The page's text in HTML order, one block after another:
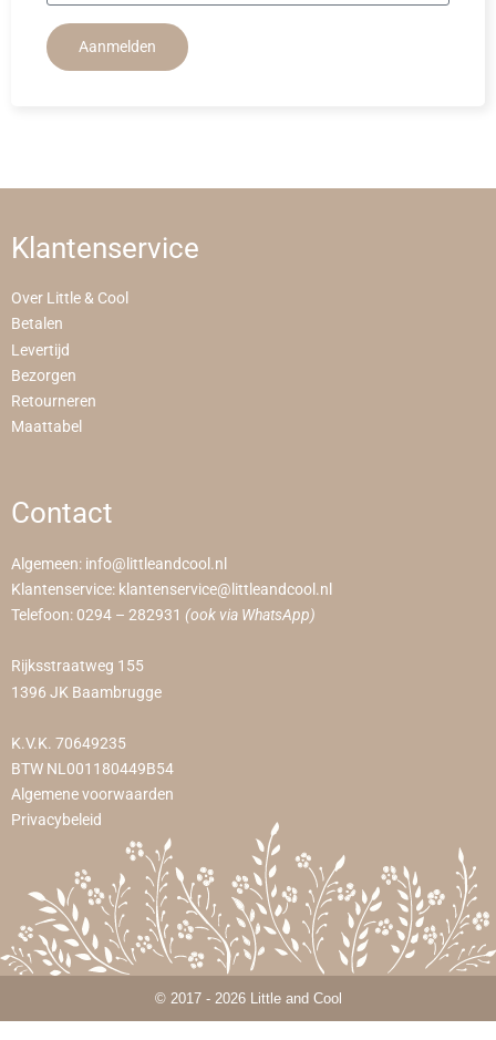
Aanmelden
Klantenservice
Over Little & Cool
Betalen
Levertijd
Bezorgen
Retourneren
Maattabel
Contact
Algemeen: info@littleandcool.nl
Klantenservice: klantenservice@littleandcool.nl
Telefoon: 0294 – 282931 (ook via WhatsApp)
Rijksstraatweg 155
1396 JK Baambrugge
K.V.K. 70649235
BTW NL001180449B54
Algemene voorwaarden
Privacybeleid
© 2017 - 2026 Little and Cool